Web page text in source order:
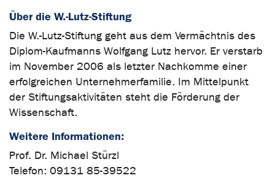
Über die W.-Lutz-Stiftung
Die W.-Lutz-Stiftung geht aus dem Vermächtnis des
Diplom-Kaufmanns Wolfgang Lutz hervor. Er verstarb
im November 2006 als letzter Nachkomme einer
erfolgreichen Unternehmerfamilie. Im Mittelpunkt
der Stiftungsaktivitäten steht die Förderung der
Wissenschaft.
Weitere Informationen:
Prof. Dr. Michael Stürzl
Telefon: 09131 85-39522